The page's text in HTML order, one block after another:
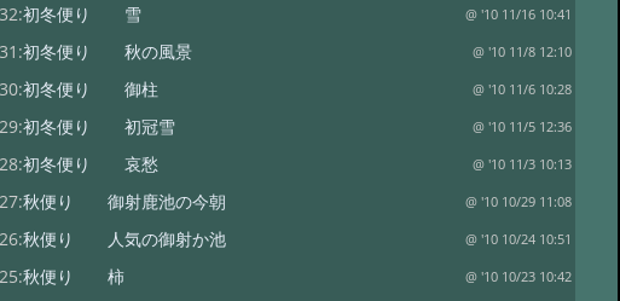
初冬便り 雪 @ '10 11/16 10:41
初冬便り 秋の風景 @ '10 11/8 12:10
初冬便り 御柱 @ '10 11/6 10:28
初冬便り 初冠雪 @ '10 11/5 12:36
初冬便り 哀愁 @ '10 11/3 10:13
秋便り 御射鹿池の今朝 @ '10 10/29 11:08
秋便り 人気の御射か池 @ '10 10/24 10:51
秋便り 柿 @ '10 10/23 10:42